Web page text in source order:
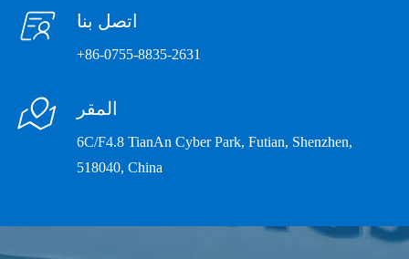
 اتصل بنا
+86-0755-8835-2631
 المقر
6C/F4.8 TianAn Cyber Park, Futian, Shenzhen,
518040, China